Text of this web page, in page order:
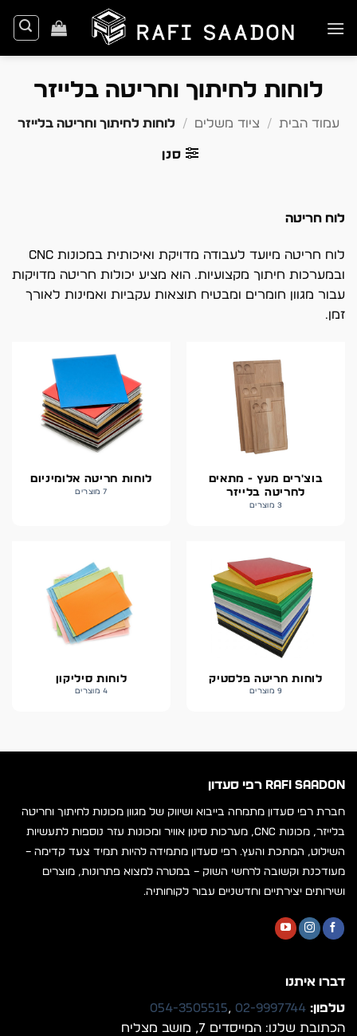
to
לוחות לחיתוך וחריטה בלייזר
עמוד הבית / ציוד משלים / לוחות לחיתוך וחריטה בלייזר
סנן
לוח חריטה
לוח חריטה מיועד לעבודה מדויקת ואיכותית במכונות CNC
ובמערכות חיתוך מקצועיות. הוא מציע יכולות חריטה מדויקות
עבור מגוון חומרים ומבטיח תוצאות עקביות ואמינות לאורך
זמן.
בוצ'רים מעץ - מתאים
לחריטה בלייזר
3 מוצרים
לוחות חריטה אלומיניום
7 מוצרים
לוחות חריטה פלסטיק
9 מוצרים
לוחות סיליקון
4 מוצרים
RAFI SAADON רפי סעדון
חברת רפי סעדון מתמחה בייבוא ושיווק של מגוון מכונות לחיתוך וחריטה
בלייזר, מכונות CNC, מערכות סינון אוויר ומכונות עזר נוספות לתעשיות
השילוט, המתכת והעץ. רפי סעדון מתמידה להיות תמיד צעד קדימה –
מעודכנת וקשובה לרחשי השוק – במטרה למצוא פתרונות, מוצרים
ושירותים יצירתיים וחדשניים עבור לקוחותיה.
דברו איתנו
טלפון: 02-9997744
,
054-3505515
הכתובת שלנו: המייסדים 7, מושב מצליח